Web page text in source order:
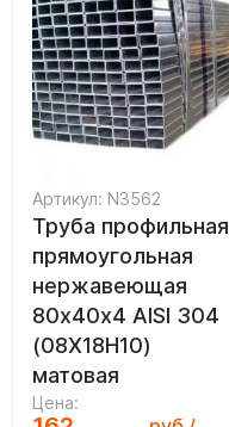
Артикул: N3562
Труба профильная
прямоугольная
нержавеющая
80х40х4 AISI 304
(08Х18Н10)
матовая
Цена: